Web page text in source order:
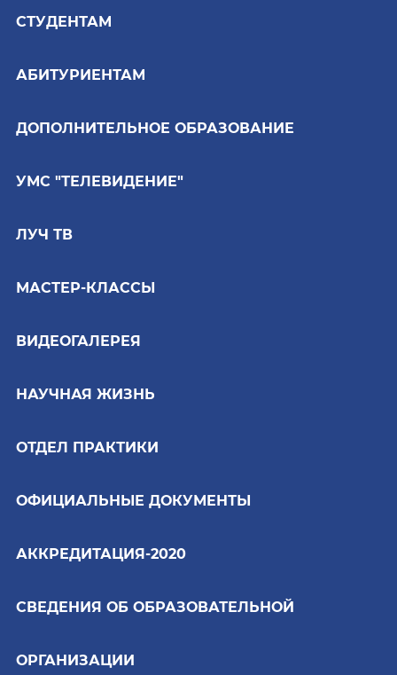
СТУДЕНТАМ
АБИТУРИЕНТАМ
ДОПОЛНИТЕЛЬНОЕ ОБРАЗОВАНИЕ
УМС "ТЕЛЕВИДЕНИЕ"
ЛУЧ ТВ
МАСТЕР-КЛАССЫ
ВИДЕОГАЛЕРЕЯ
НАУЧНАЯ ЖИЗНЬ
ОТДЕЛ ПРАКТИКИ
ОФИЦИАЛЬНЫЕ ДОКУМЕНТЫ
АККРЕДИТАЦИЯ-2020
СВЕДЕНИЯ ОБ ОБРАЗОВАТЕЛЬНОЙ
ОРГАНИЗАЦИИ